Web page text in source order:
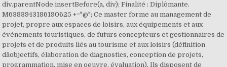
div.parentNode.insertBefore(a, div); Finalité : Diplômante.
M6383943186190625 +="@"; Ce master forme au management de
projet, propre aux espaces de loisirs, aux équipements et aux
événements touristiques, de futurs concepteurs et gestionnaires de
projets et de produits liés au tourisme et aux loisirs (définition
dâobjectifs, élaboration de diagnostics, conception de projets,
programmation, mise en oeuvre, évaluation). Ils disposent de